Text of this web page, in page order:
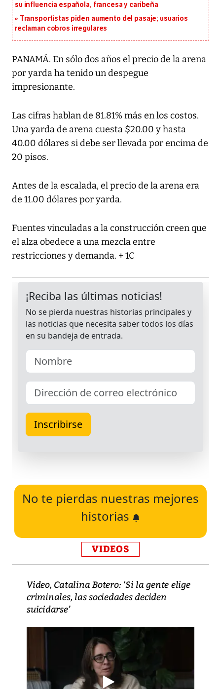
su influencia española, francesa y caribeña
Transportistas piden aumento del pasaje; usuarios
reclaman cobros irregulares
PANAMÁ. En sólo dos años el precio de la arena
por yarda ha tenido un despegue
impresionante.
Las cifras hablan de 81.81% más en los costos.
Una yarda de arena cuesta $20.00 y hasta
40.00 dólares si debe ser llevada por encima de
20 pisos.
Antes de la escalada, el precio de la arena era
de 11.00 dólares por yarda.
Fuentes vinculadas a la construcción creen que
el alza obedece a una mezcla entre
restricciones y demanda. + 1C
No te pierdas nuestras mejores
historias
VIDEOS
Video, Catalina Botero: ‘Si la gente elige
criminales, las sociedades deciden
suicidarse’